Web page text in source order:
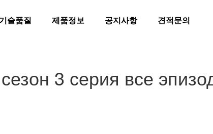
기술품질 제품정보 공지사항 견적문의
3 серия все